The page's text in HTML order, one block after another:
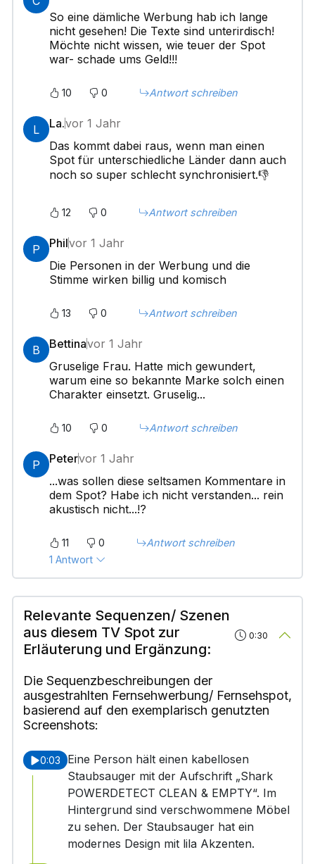
So eine dämliche Werbung hab ich lange
nicht gesehen! Die Texte sind unterirdisch!
Möchte nicht wissen, wie teuer der Spot
war- schade ums Geld!!!
10 0 Antwort schreiben
L La.vor 1 Jahr
Das kommt dabei raus, wenn man einen
Spot für unterschiedliche Länder dann auch
noch so super schlecht synchronisiert.👎
12 0 Antwort schreiben
P Philvor 1 Jahr
Die Personen in der Werbung und die
Stimme wirken billig und komisch
13 0 Antwort schreiben
B Bettinavor 1 Jahr
Gruselige Frau. Hatte mich gewundert,
warum eine so bekannte Marke solch einen
Charakter einsetzt. Gruselig...
10 0 Antwort schreiben
P Petervor 1 Jahr
...was sollen diese seltsamen Kommentare in
dem Spot? Habe ich nicht verstanden... rein
akustisch nicht...!?
11 0
Antwort schreiben
1 Antwort
Relevante Sequenzen/ Szenen
aus diesem TV Spot zur
Erläuterung und Ergänzung:
0:30
Die Sequenzbeschreibungen der
ausgestrahlten Fernsehwerbung/ Fernsehspot,
basierend auf den exemplarisch genutzten
Screenshots:
0:03
Eine Person hält einen kabellosen
Staubsauger mit der Aufschrift „Shark
POWERDETECT CLEAN & EMPTY“. Im
Hintergrund sind verschwommene Möbel
zu sehen. Der Staubsauger hat ein
modernes Design mit lila Akzenten.